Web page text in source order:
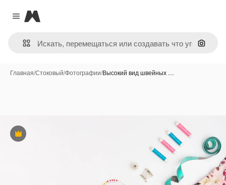
Close menu
Magnific
Поиск
Главная/Стоковый/Фотографии/Высокий вид швейных …
Премиум